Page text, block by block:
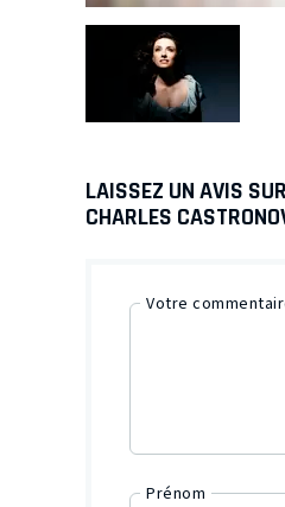
LAISSEZ UN AVIS
CHARLES
Votre
Prénom